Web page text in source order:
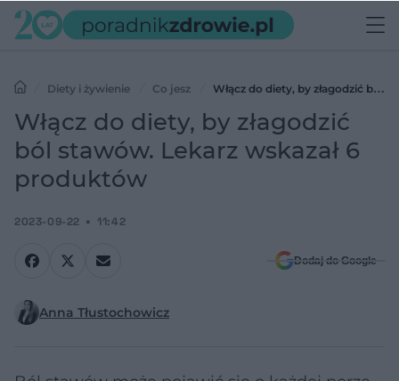
Diety i żywienie Co jesz
Włącz do diety, by złagodzić ból
stawów. Lekarz wskazał 6 produktów
Włącz do diety, by złagodzić
ból stawów. Lekarz wskazał 6
produktów
2023-09-22 11:42
Dodaj do Google
Anna Tłustochowicz